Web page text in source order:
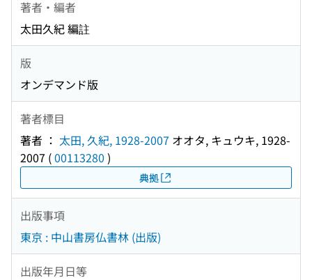
著者・編者
太田久紀 編註
版
オンデマンド版
著者標目
著者 ： 太田, 久紀, 1928-2007 オオタ, キュウキ, 1928-
2007 (00113280 )
典拠
出版事項
東京 : 中山書房仏書林 (出版)
出版年月日等